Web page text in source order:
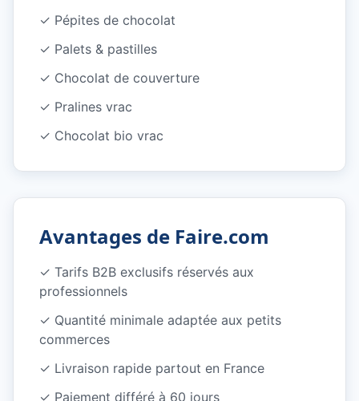
✓ Pépites de chocolat
✓ Palets & pastilles
✓ Chocolat de couverture
✓ Pralines vrac
✓ Chocolat bio vrac
Avantages de Faire.com
✓ Tarifs B2B exclusifs réservés aux
professionnels
✓ Quantité minimale adaptée aux petits
commerces
✓ Livraison rapide partout en France
✓ Paiement différé à 60 jours